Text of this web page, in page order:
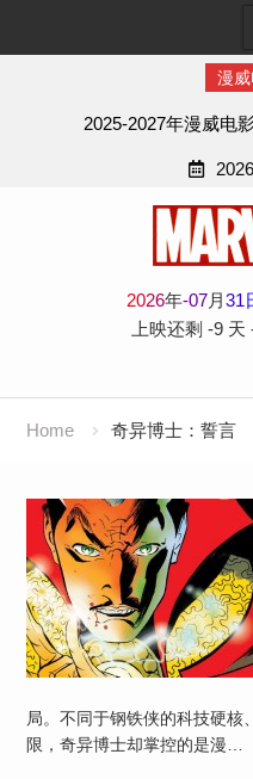
漫
2025-2027年漫威电
2026年-07月31
上映还剩 -9 天
Home 奇异博士：誓言
局。不同于钢铁侠的科技硬核
限，奇异博士却掌控的是漫…